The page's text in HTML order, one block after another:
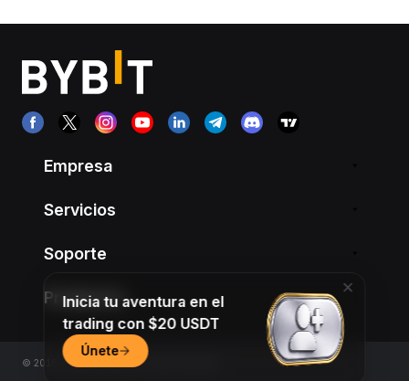
Empresa
Servicios
Soporte
Productos
© 2018-2026 Bybit.com. All rights reserved.
Inicia tu aventura en el
trading con $20 USDT
Únete